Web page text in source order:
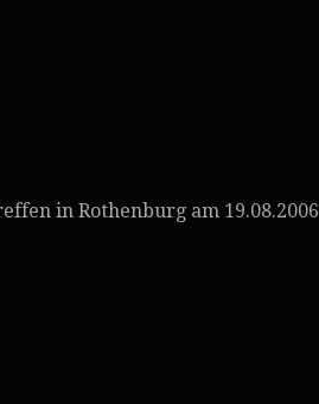
in Rothenburg am 19.08.2006